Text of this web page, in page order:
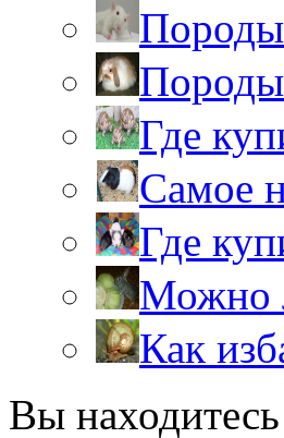
Где
Самое
Где
Можно
Как
Вы находитесь